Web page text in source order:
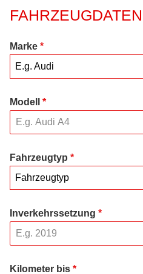
FAHRZEUGDATEN
Marke *
E.g. Audi
Modell *
Fahrzeugtyp *
Fahrzeugtyp
Inverkehrssetzung *
Kilometer bis *